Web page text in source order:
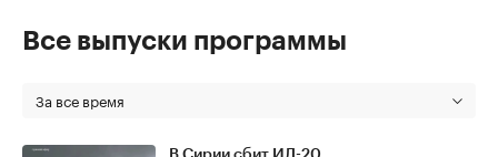
Все выпуски программы
За все время